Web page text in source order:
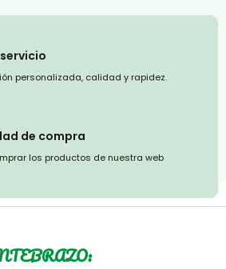
personalizada, calidad y rapidez.
de compra
los productos de nuestra web